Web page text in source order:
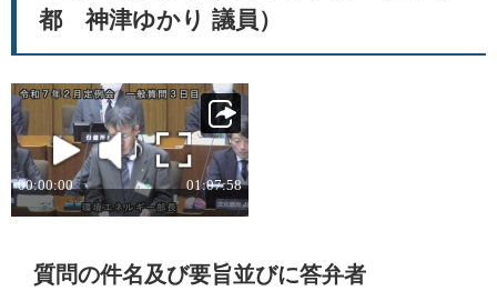
都 神津ゆかり 議員）
質問の件名及び要旨並びに答弁者